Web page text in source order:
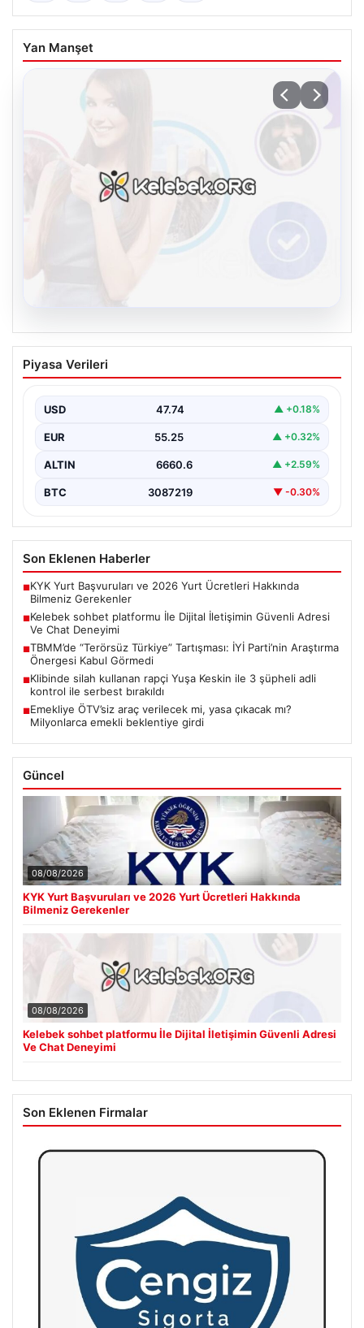
Yan Manşet
Kelebek sohbet platformu İle Dijital
İletişimin Güvenli Adresi Ve Chat
İnternet çağında insanların güvenli bir biçimde bağlantı
Piyasa Verileri
USD 47.74 ▲ +0.18%
EUR 55.25 ▲ +0.32%
ALTIN 6660.6 ▲ +2.59%
BTC 3087219 ▼ -0.30%
Son Eklenen Haberler
■KYK Yurt Başvuruları ve 2026 Yurt Ücretleri Hakkında
Bilmeniz Gerekenler
■Kelebek sohbet platformu İle Dijital İletişimin Güvenli Adresi
Ve Chat Deneyimi
■TBMM’de “Terörsüz Türkiye” Tartışması: İYİ Parti’nin Araştırma
Önergesi Kabul Görmedi
■Klibinde silah kullanan rapçi Yuşa Keskin ile 3 şüpheli adli
kontrol ile serbest bırakıldı
■Emekliye ÖTV’siz araç verilecek mi, yasa çıkacak mı?
Milyonlarca emekli beklentiye girdi
Güncel
08/08/2026
KYK Yurt Başvuruları ve 2026 Yurt Ücretleri Hakkında
Bilmeniz Gerekenler
08/08/2026
Kelebek sohbet platformu İle Dijital İletişimin Güvenli Adresi
Ve Chat Deneyimi
Son Eklenen Firmalar